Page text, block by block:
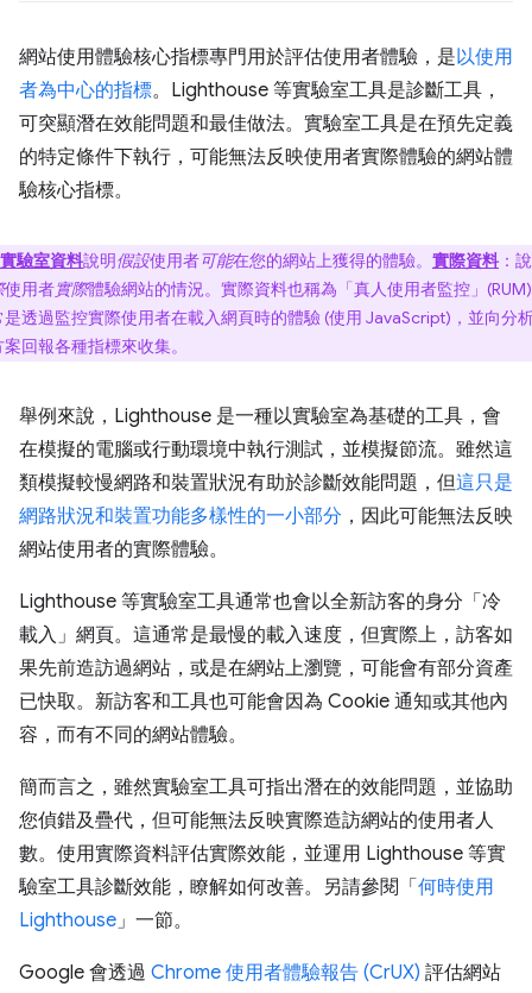
網站使用體驗核心指標專門用於評估使用者體驗，是以使用
者為中心的指標。Lighthouse 等實驗室工具是診斷工具，
可突顯潛在效能問題和最佳做法。實驗室工具是在預先定義
的特定條件下執行，可能無法反映使用者實際體驗的網站體
驗核心指標。
實驗室資料說明假設使用者可能在您的網站上獲得的體驗。 實際資料 ：
使用者實際體驗網站的情況。實際資料也稱為「真人使用者監控」
是透過監控實際使用者在載入網頁時的體驗 (使用 JavaScript)，並向分
回報各種指標來收集。
舉例來說，Lighthouse 是一種以實驗室為基礎的工具，會
在模擬的電腦或行動環境中執行測試，並模擬節流。雖然這
類模擬較慢網路和裝置狀況有助於診斷效能問題，但這只是
網路狀況和裝置功能多樣性的一小部分 ，因此可能無法反映
網站使用者的實際體驗。
Lighthouse 等實驗室工具通常也會以全新訪客的身分「冷
載入」網頁。這通常是最慢的載入速度，但實際上，訪客如
果先前造訪過網站，或是在網站上瀏覽，可能會有部分資產
已快取。新訪客和工具也可能會因為 Cookie 通知或其他內
容，而有不同的網站體驗。
簡而言之，雖然實驗室工具可指出潛在的效能問題，並協助
您偵錯及疊代，但可能無法反映實際造訪網站的使用者人
數。使用實際資料評估實際效能，並運用 Lighthouse 等實
驗室工具診斷效能，瞭解如何改善。另請參閱「 何時使用
Lighthouse」一節。
Google 會透過 Chrome 使用者體驗報告 (CrUX) 評估網站